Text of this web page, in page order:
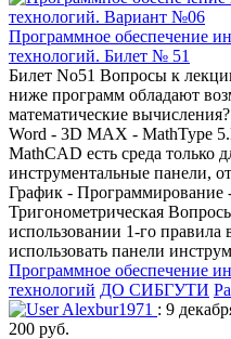
Программное обеспечение
технологий. Билет № 51
Билет No51 Вопросы к
ниже программ обладают
математические
Word - 3D MAX - MathType
MathCAD есть среда только
инструментальные панели,
График - Программирование
Тригонометрическая
использовании 1-го
использовать панели
Программное обеспечение
технологий ДО СИБГУТИ
Alexbur1971 : 9
200 руб.